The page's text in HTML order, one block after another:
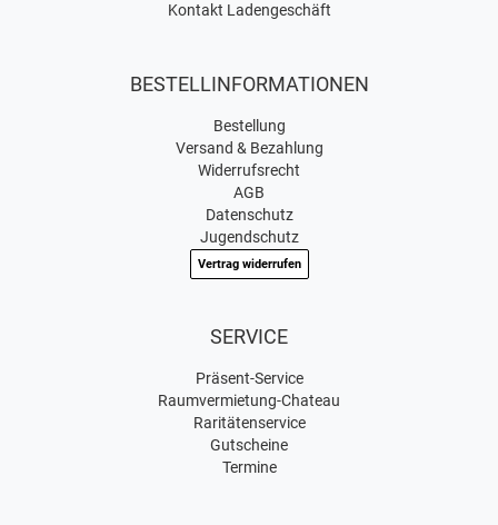
Kontakt Ladengeschäft
BESTELLINFORMATIONEN
Bestellung
Versand & Bezahlung
Widerrufsrecht
AGB
Datenschutz
Jugendschutz
Vertrag widerrufen
SERVICE
Präsent-Service
Raumvermietung-Chateau
Raritätenservice
Gutscheine
Termine